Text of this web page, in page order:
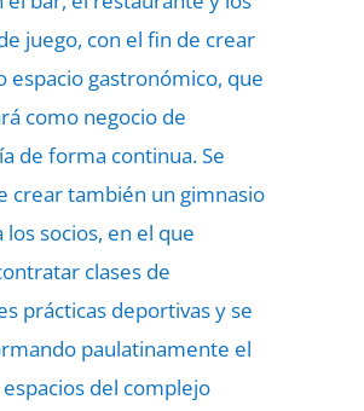
juego, con el fin de crear
espacio gastronómico, que
como negocio de
de forma continua. Se
crear también un gimnasio
socios, en el que
clases de
prácticas deportivas y se
paulatinamente el
del complejo